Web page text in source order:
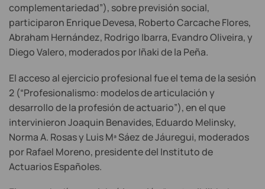
complementariedad”), sobre previsión social,
participaron Enrique Devesa, Roberto Carcache Flores,
Abraham Hernández, Rodrigo Ibarra, Evandro Oliveira, y
Diego Valero, moderados por Iñaki de la Peña.
El acceso al ejercicio profesional fue el tema de la sesión
2 (“Profesionalismo: modelos de articulación y
desarrollo de la profesión de actuario”), en el que
intervinieron Joaquin Benavides, Eduardo Melinsky,
Norma A. Rosas y Luis Mª Sáez de Jáuregui, moderados
por Rafael Moreno, presidente del Instituto de
Actuarios Españoles.